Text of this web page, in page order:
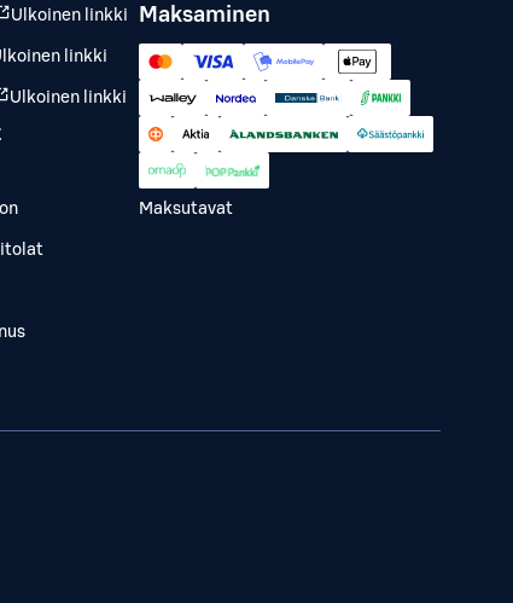
Ulkoinen linkki
linkki
Ulkoinen linkki
Maksaminen
Maksutavat